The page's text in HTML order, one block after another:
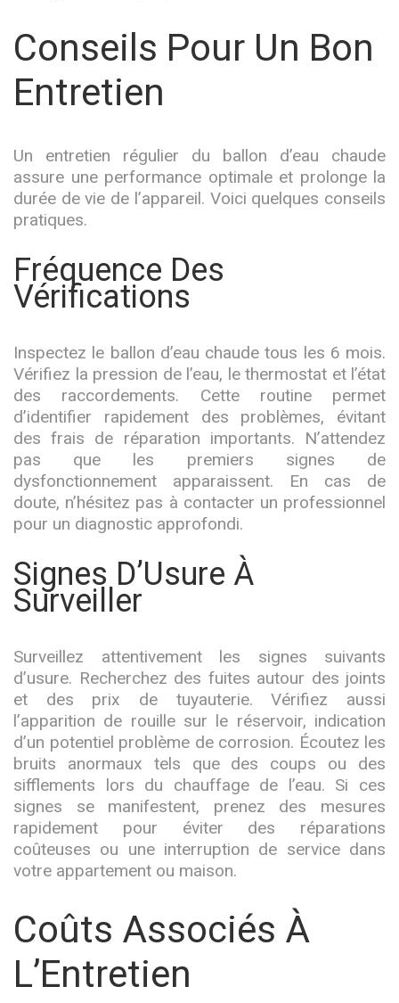
Conseils Pour Un Bon
Entretien
Un entretien régulier du ballon d’eau chaude
assure une performance optimale et prolonge la
durée de vie de l’appareil. Voici quelques conseils
pratiques.
Fréquence Des
Vérifications
Inspectez le ballon d’eau chaude tous les 6 mois.
Vérifiez la pression de l’eau, le thermostat et l’état
des raccordements. Cette routine permet
d’identifier rapidement des problèmes, évitant
des frais de réparation importants. N’attendez
pas que les premiers signes de
dysfonctionnement apparaissent. En cas de
doute, n’hésitez pas à contacter un professionnel
pour un diagnostic approfondi.
Signes D’Usure À
Surveiller
Surveillez attentivement les signes suivants
d’usure. Recherchez des fuites autour des joints
et des prix de tuyauterie. Vérifiez aussi
l’apparition de rouille sur le réservoir, indication
d’un potentiel problème de corrosion. Écoutez les
bruits anormaux tels que des coups ou des
sifflements lors du chauffage de l’eau. Si ces
signes se manifestent, prenez des mesures
rapidement pour éviter des réparations
coûteuses ou une interruption de service dans
votre appartement ou maison.
Coûts Associés À
L’Entretien